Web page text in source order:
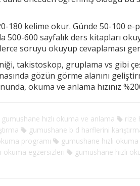
180 kelime okur. Günde 50-100
500-600 sayfalık ders kitapları
soruyu okuyup cevaplaması
takistoskop, gruplama vs gibi
gözün görme alanını
okuma ve anlama hızınız
gumushane hızlı okuma ve anlama rize
gumushane b d harflerini
programı gumushane hızlı
okuma egzersizleri gumushane hızlı